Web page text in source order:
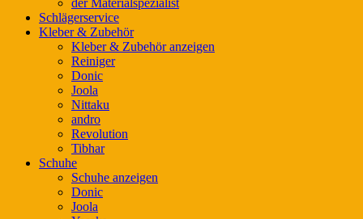
Schlägerservice
Kleber & Zubehör
Kleber & Zubehör anzeigen
Reiniger
Donic
Joola
Nittaku
andro
Revolution
Tibhar
Schuhe
Schuhe anzeigen
Donic
Joola